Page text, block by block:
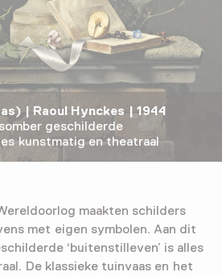
| Raoul Hynckes | 1944
geschilderde
kunstmatig en theatraal
maakten schilders
met eigen symbolen. Aan dit
‘buitenstilleven’ is alles
De klassieke tuinvaas en het